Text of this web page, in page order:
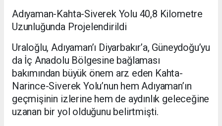
Adıyaman-Kahta-Siverek Yolu 40,8 Kilometre
Uzunluğunda Projelendirildi
Uraloğlu, Adıyaman’ı Diyarbakır’a, Güneydoğu’yu
da İç Anadolu Bölgesine bağlaması
bakımından büyük önem arz eden Kahta-
Narince-Siverek Yolu’nun hem Adıyaman’ın
geçmişinin izlerine hem de aydınlık geleceğine
uzanan bir yol olduğunu belirtmişti.